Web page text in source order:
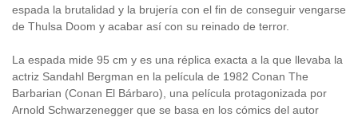
espada la brutalidad y la brujería con el fin de conseguir vengarse
de Thulsa Doom y acabar así con su reinado de terror.
La espada mide 95 cm y es una réplica exacta a la que llevaba la
actriz Sandahl Bergman en la película de 1982 Conan The
Barbarian (Conan El Bárbaro), una película protagonizada por
Arnold Schwarzenegger que se basa en los cómics del autor